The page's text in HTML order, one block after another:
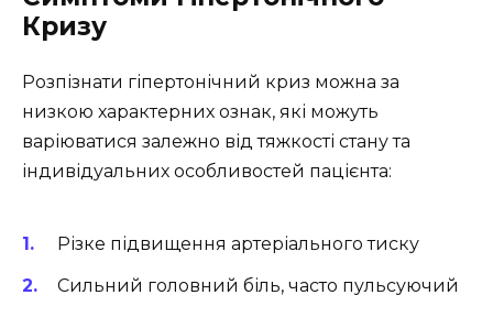
Кризу
Розпізнати гіпертонічний криз можна за
низкою характерних ознак, які можуть
варіюватися залежно від тяжкості стану та
індивідуальних особливостей пацієнта:
Різке підвищення артеріального тиску
Сильний головний біль, часто пульсуючий